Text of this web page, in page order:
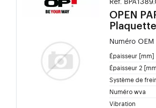
OPEN
Numéro OEM
Épaisseur [mm]
Épaisseur 2
Système de
Numéro wva
Vibration